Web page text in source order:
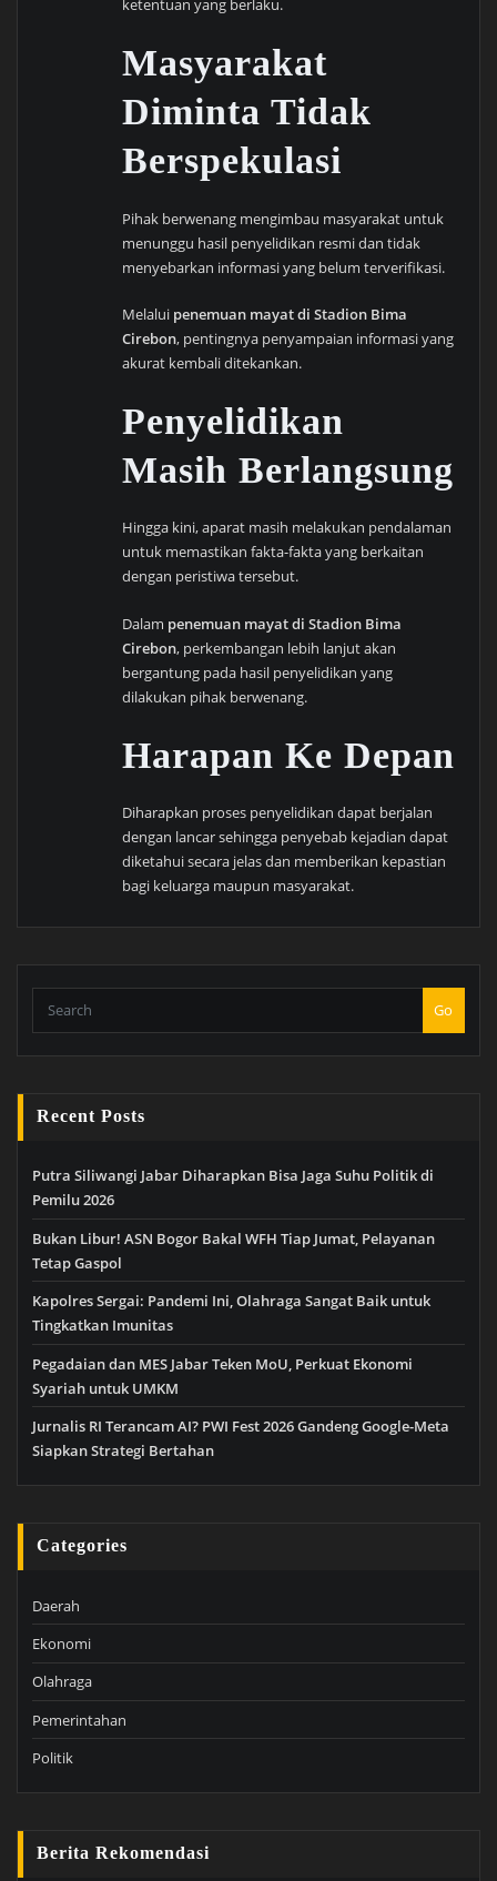
ketentuan yang berlaku.
Masyarakat
Diminta Tidak
Berspekulasi
Pihak berwenang mengimbau masyarakat untuk
menunggu hasil penyelidikan resmi dan tidak
menyebarkan informasi yang belum terverifikasi.
Melalui penemuan mayat di Stadion Bima
Cirebon, pentingnya penyampaian informasi yang
akurat kembali ditekankan.
Penyelidikan
Masih Berlangsung
Hingga kini, aparat masih melakukan pendalaman
untuk memastikan fakta-fakta yang berkaitan
dengan peristiwa tersebut.
Dalam penemuan mayat di Stadion Bima
Cirebon, perkembangan lebih lanjut akan
bergantung pada hasil penyelidikan yang
dilakukan pihak berwenang.
Harapan Ke Depan
Diharapkan proses penyelidikan dapat berjalan
dengan lancar sehingga penyebab kejadian dapat
diketahui secara jelas dan memberikan kepastian
bagi keluarga maupun masyarakat.
Go
Recent Posts
Putra Siliwangi Jabar Diharapkan Bisa Jaga Suhu Politik di
Pemilu 2026
Bukan Libur! ASN Bogor Bakal WFH Tiap Jumat, Pelayanan
Tetap Gaspol
Kapolres Sergai: Pandemi Ini, Olahraga Sangat Baik untuk
Tingkatkan Imunitas
Pegadaian dan MES Jabar Teken MoU, Perkuat Ekonomi
Syariah untuk UMKM
Jurnalis RI Terancam AI? PWI Fest 2026 Gandeng Google-Meta
Siapkan Strategi Bertahan
Categories
Daerah
Ekonomi
Olahraga
Pemerintahan
Politik
Berita Rekomendasi